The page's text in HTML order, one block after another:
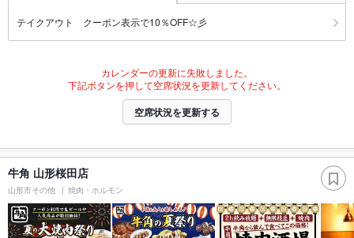
テイクアウト クーポン表示で10％OFF☆彡
カレンダーの更新に失敗しました。
下記ボタンを押して空席状況を更新してください。
空席状況を更新する
牛角 山形桜田店
山形市その他 焼肉・ホルモン